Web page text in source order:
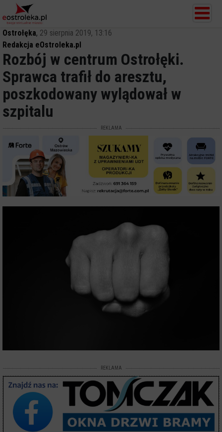
Ostrołęka, 29 sierpnia 2019, 13:16
Redakcja eOstroleka.pl
Rozbój w centrum Ostrołęki.
Sprawca trafił do aresztu,
poszkodowany wylądował w
szpitalu
REKLAMA
REKLAMA